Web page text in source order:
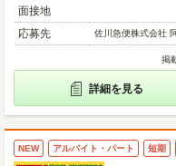
面接地
応募先
佐川急便株式会社
掲
詳細を見る
NEW アルバイト・パート 短期